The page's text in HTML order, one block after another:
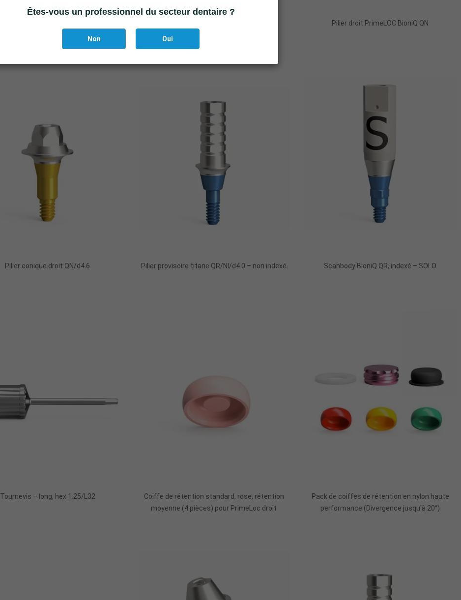
Ajouter Au Panier
Pilier droit PrimeLOC BioniQ QN
Pilier conique droit QN/d4.6 Pilier provisoire titane QR/NI/d4.0 – non indexé Scanbody BioniQ QR, indexé – SOLO
Tournevis – long, hex 1.25/L32
Coiffe de rétention standard, rose, rétention
moyenne (4 pièces) pour PrimeLoc droit
Pack de coiffes de rétention en nylon haute
performance (Divergence jusqu'à 20°)
Êtes-vous un professionnel du secteur dentaire ?
Non Oui